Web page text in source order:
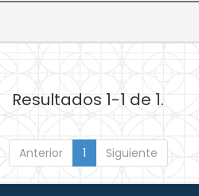
Resultados 1-1 de 1.
Anterior 1 Siguiente